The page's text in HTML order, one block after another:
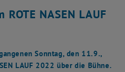
NASEN LAUF
Sonntag, den 11.9.,
LAUF 2022 über die Bühne.